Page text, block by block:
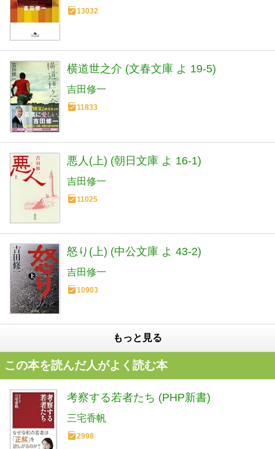
13032
横道世之介 (文春文庫 よ 19-5)
吉田修一
11833
悪人(上) (朝日文庫 よ 16-1)
吉田修一
11025
怒り(上) (中公文庫 よ 43-2)
吉田修一
10903
もっと見る
この本を読んだ人がよく読む本
考察する若者たち (PHP新書)
三宅香帆
2998